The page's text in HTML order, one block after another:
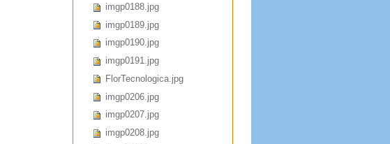
imgp0188.jpg
imgp0189.jpg
imgp0190.jpg
imgp0191.jpg
FlorTecnologica.jpg
imgp0206.jpg
imgp0207.jpg
imgp0208.jpg